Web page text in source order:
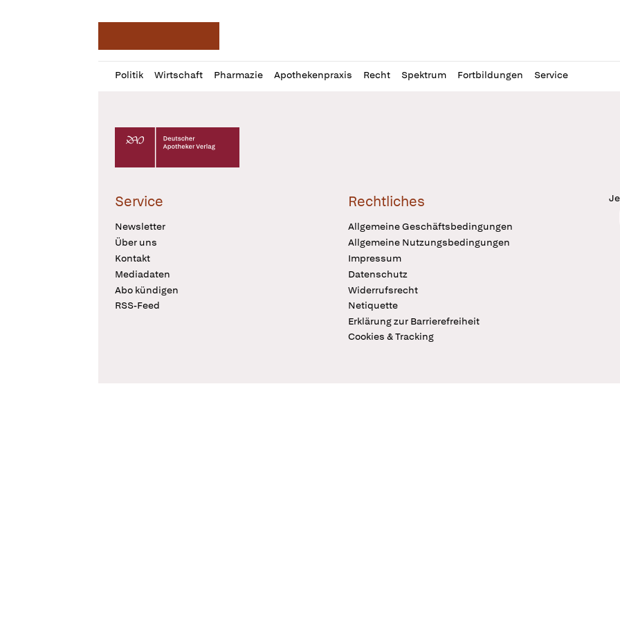
Politik Wirtschaft Pharmazie Apothekenpraxis Recht Spektrum Fortbildungen Service
Profil
öffnen
Daz
Pur
Deutscher Apotheker Verlag Logo
Service
Newsletter
Über uns
Kontakt
Mediadaten
Abo kündigen
RSS-Feed
Rechtliches
Allgemeine Geschäftsbedingungen
Allgemeine Nutzungsbedingungen
Impressum
Datenschutz
Widerrufsrecht
Netiquette
Erklärung zur Barrierefreiheit
Cookies & Tracking